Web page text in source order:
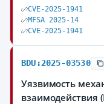
CVE-2025-1941
MFSA 2025-14
CVE-2025-1941
BDU:2025-03530
Уязвимость
взаимодействия